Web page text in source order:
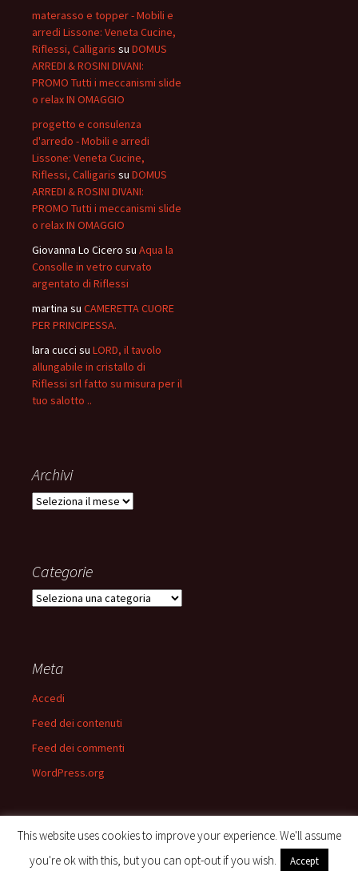
materasso e topper - Mobili e
arredi Lissone: Veneta Cucine,
Riflessi, Calligaris su DOMUS
ARREDI & ROSINI DIVANI:
PROMO Tutti i meccanismi slide
o relax IN OMAGGIO
progetto e consulenza
d'arredo - Mobili e arredi
Lissone: Veneta Cucine,
Riflessi, Calligaris su DOMUS
ARREDI & ROSINI DIVANI:
PROMO Tutti i meccanismi slide
o relax IN OMAGGIO
Giovanna Lo Cicero su Aqua la
Consolle in vetro curvato
argentato di Riflessi
martina su CAMERETTA CUORE
PER PRINCIPESSA.
lara cucci su LORD, il tavolo
allungabile in cristallo di
Riflessi srl fatto su misura per il
tuo salotto ..
Archivi
Archivi
Categorie
Categorie
Meta
Accedi
Feed dei contenuti
Feed dei commenti
WordPress.org
This website uses cookies to improve your experience. We'll assume
you're ok with this, but you can opt-out if you wish.
Accept